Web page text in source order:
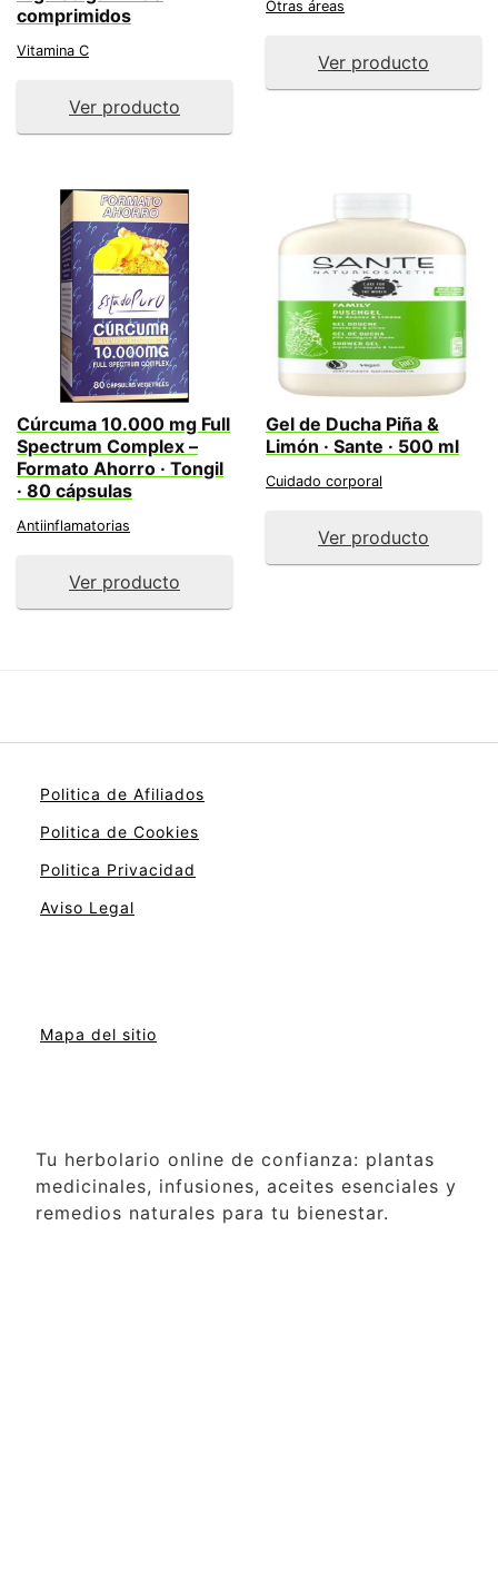
comprimidos
Vitamina C
Ver producto
Otras áreas
Ver producto
Cúrcuma 10.000 mg Full
Spectrum Complex –
Formato Ahorro · Tongil
· 80 cápsulas
Antiinflamatorias
Ver producto
Gel de Ducha Piña &
Limón · Sante · 500 ml
Cuidado corporal
Ver producto
Politica de Afiliados
Politica de Cookies
Politica Privacidad
Aviso Legal
Mapa del sitio
Tu herbolario online de confianza: plantas
medicinales, infusiones, aceites esenciales y
remedios naturales para tu bienestar.